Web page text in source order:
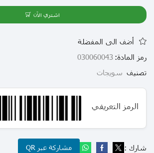
اشتري الآن
أضف الى المفضلة
رمز المادة: 030060043
تصنيف سويجات
الرمز التعريفي
شارك : مشاركة عبر QR